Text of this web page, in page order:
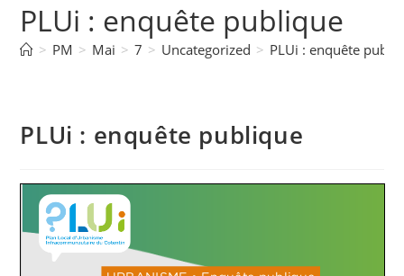
PLUi : enquête publique
> PM > Mai > 7 > Uncategorized > PLUi : enquête
PLUi : enquête publique